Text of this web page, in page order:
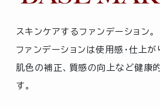
スキンケアするファンデーション。
ファンデーションは使用感・仕上が
肌色の補正、質感の向上など健康
す。